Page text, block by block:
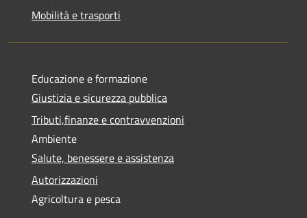
Mobilità e trasporti
Educazione e formazione
Giustizia e sicurezza pubblica
Tributi,finanze e contravvenzioni
Ambiente
Salute, benessere e assistenza
Autorizzazioni
Agricoltura e pesca